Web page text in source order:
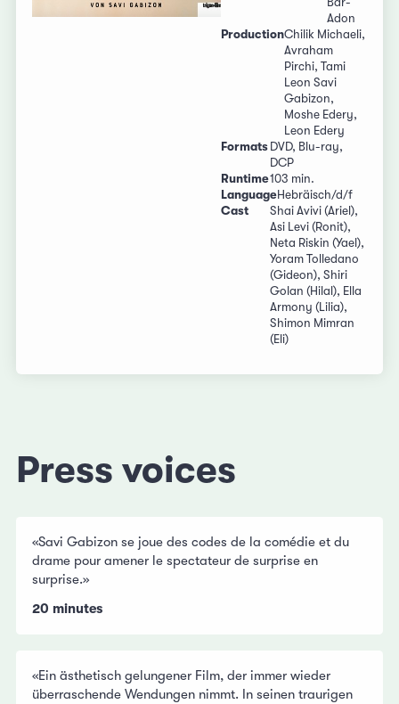
Adon
ProductionChilik Michaeli,
Avraham
Pirchi, Tami
Leon Savi
Gabizon,
Moshe Edery,
Leon Edery
Formats DVD, Blu-ray,
DCP
Runtime103 min.
LanguageHebräisch/d/f
Cast
Shai Avivi (Ariel),
Asi Levi (Ronit),
Neta Riskin (Yael),
Yoram Tolledano
(Gideon), Shiri
Golan (Hilal), Ella
Armony (Lilia),
Shimon Mimran
(Eli)
Press voices
«Savi Gabizon se joue des codes de la comédie et du
drame pour amener le spectateur de surprise en
surprise.»
20 minutes
«Ein ästhetisch gelungener Film, der immer wieder
überraschende Wendungen nimmt. In seinen traurigen